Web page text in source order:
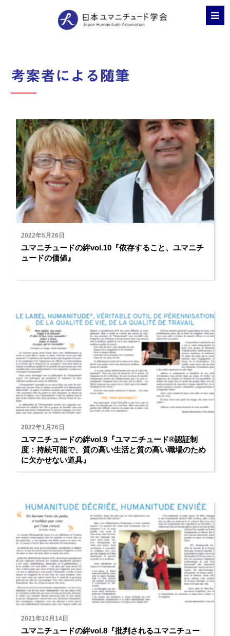
考案者による随筆
2022年5月26日
ユマニチュードの絆vol.10『依存すること、ユマニチ
ュードの価値』
2022年1月26日
ユマニチュードの絆vol.9『ユマニチュード®認証制
度：持続可能で、質の高い生活と質の高い職場のため
に欠かせない道具』
2021年10月14日
ユマニチュードの絆vol.8『批判されるユマニチュー